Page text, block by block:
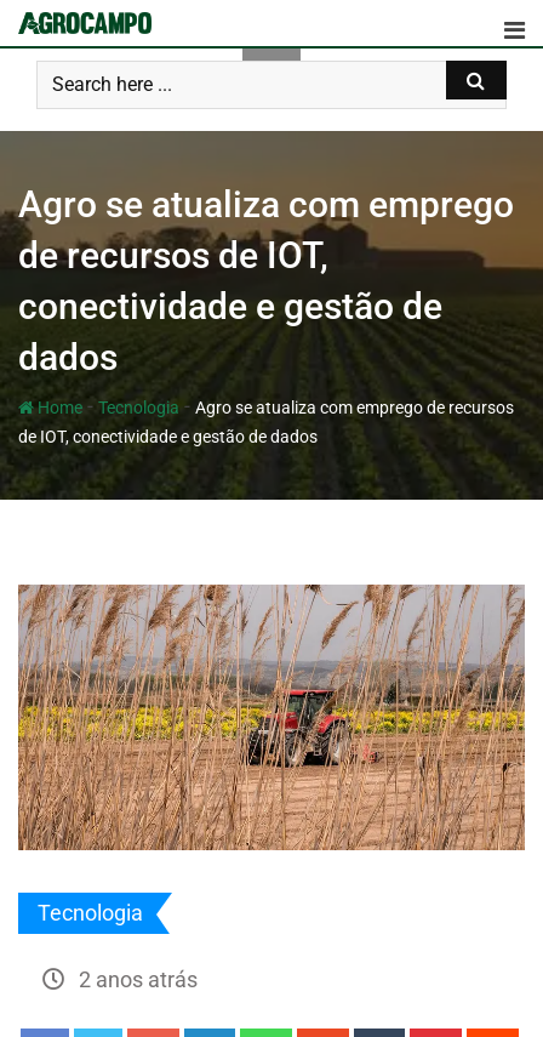
Agro se atualiza com emprego
de recursos de IOT,
conectividade e gestão de
dados
Home- Tecnologia - Agro se atualiza com emprego de recursos
de IOT, conectividade e gestão de dados
Tecnologia
2 anos atrás